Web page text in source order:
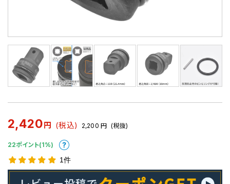
2,420 円 (税込) 2,200 円 (税抜)
22ポイント(1%)
1件